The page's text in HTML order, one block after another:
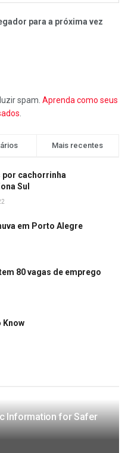
para a próxima vez
spam. Aprenda como seus
Mais recentes
por cachorrinha
Sul
em Porto Alegre
80 vagas de emprego
Know
Information for Safer